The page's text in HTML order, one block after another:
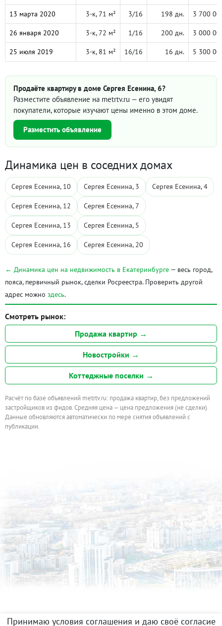
13 марта 2020 3-к, 71 м² 3/16 198 дн. 3 700
26 января 2020 3-к, 72 м² 1/16 200 дн. 3 000
25 июля 2019 3-к, 81 м² 16/16 16 дн. 5 300
Продаёте квартиру в доме Сергея Есенина, 6?
Разместите объявление на metrtv.ru — его увидят
покупатели, которые изучают цены именно в этом доме.
Разместить объявление
Динамика цен в соседних домах
Сергея Есенина, 10 Сергея Есенина, 3 Сергея Есенина, 4
Сергея Есенина, 12 Сергея Есенина, 7
Сергея Есенина, 13 Сергея Есенина, 5
Сергея Есенина, 16 Сергея Есенина, 20
← Динамика цен на недвижимость в Екатеринбурге — весь город,
пояса, первичный рынок, сделки Росреестра. Проверить другой
адрес можно здесь.
Смотреть рынок:
Продажа квартир →
Новостройки →
Коттеджные поселки →
Расчёт по базе объявлений metrtv.ru: продажа квартир, без предложений
застройщиков из фидов. Средняя цена — цена предложения (не сделки).
Данные обновляются автоматически по мере снятия объявлений с
публикации.
Принимаю условия соглашения и даю своё согласие